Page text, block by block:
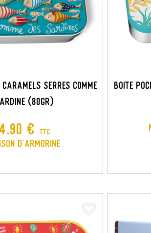
SERRES COMME
(80GR)
€TTC
d'Armorine
BOITE
favorite_border